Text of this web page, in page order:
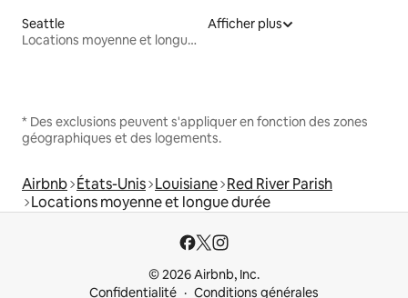
Seattle
Locations moyenne et longue durée
Afficher plus
* Des exclusions peuvent s'appliquer en fonction des zones
géographiques et des logements.
Airbnb États-Unis Louisiane Red River Parish
Locations moyenne et longue durée
© 2026 Airbnb, Inc.
Confidentialité
Conditions générales